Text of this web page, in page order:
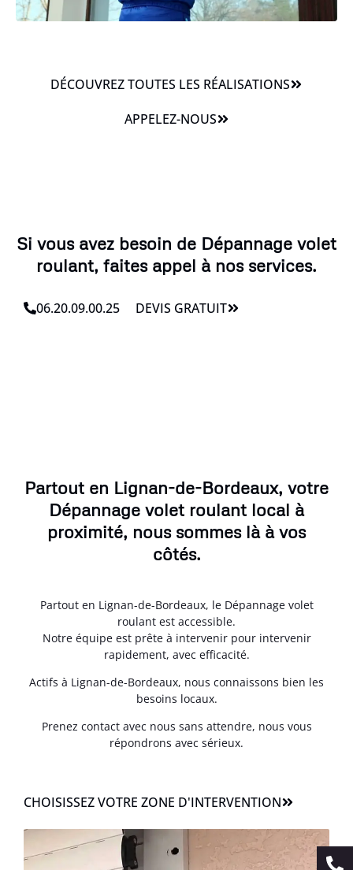
DÉCOUVREZ TOUTES LES RÉALISATIONS
APPELEZ-NOUS
Si vous avez besoin de Dépannage volet
roulant, faites appel à nos services.
06.20.09.00.25 DEVIS GRATUIT
Partout en Lignan-de-Bordeaux, votre
Dépannage volet roulant local à
proximité, nous sommes là à vos
côtés.
Partout en Lignan-de-Bordeaux, le Dépannage volet
roulant est accessible.
Notre équipe est prête à intervenir pour intervenir
rapidement, avec efficacité.
Actifs à Lignan-de-Bordeaux, nous connaissons bien les
besoins locaux.
Prenez contact avec nous sans attendre, nous vous
répondrons avec sérieux.
CHOISISSEZ VOTRE ZONE D'INTERVENTION